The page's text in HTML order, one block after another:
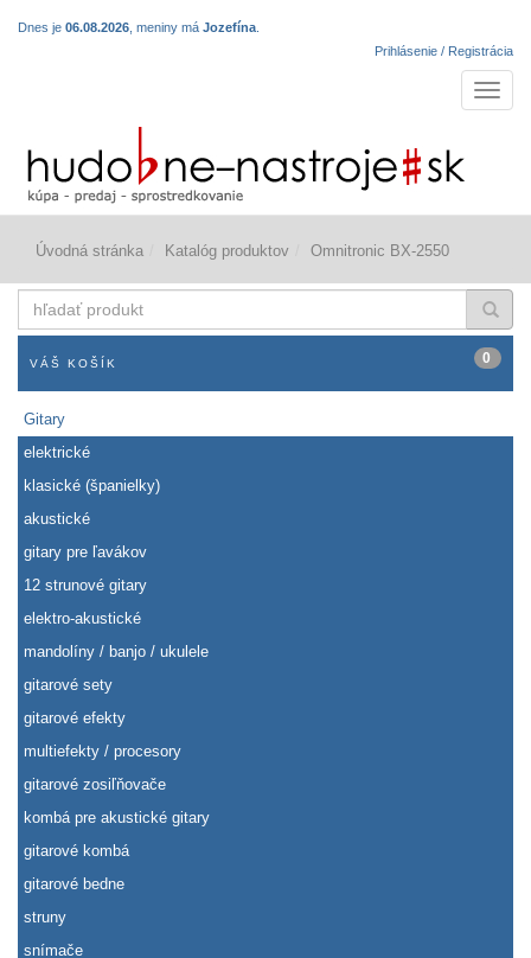
Dnes je 06.08.2026 , meniny má Jozefína
Prihlásenie / Registrácia
Úvodná stránka Katalóg produktov Omnitronic BX-2550
produkt
VÁŠ KOŠÍK 0
Gitary
elektrické
klasické (španielky)
akustické
gitary pre ľavákov
12 strunové gitary
elektro-akustické
mandolíny / banjo / ukulele
gitarové sety
gitarové efekty
multiefekty / procesory
gitarové zosiľňovače
kombá pre akustické gitary
gitarové kombá
gitarové bedne
struny
snímače